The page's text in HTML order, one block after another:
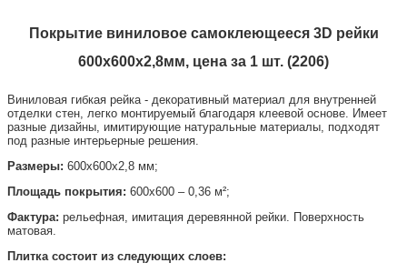
Покрытие виниловое самоклеющееся 3D рейки
600х600х2,8мм, цена за 1 шт. (2206)
Виниловая гибкая рейка - декоративный материал для внутренней
отделки стен, легко монтируемый благодаря клеевой основе. Имеет
разные дизайны, имитирующие натуральные материалы, подходят
под разные интерьерные решения.
Размеры: 600х600х2,8 мм;
Площадь покрытия: 600х600 – 0,36 м²;
Фактура: рельефная, имитация деревянной рейки. Поверхность
матовая.
Плитка состоит из следующих слоев: